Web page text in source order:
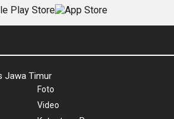
Jawa Timur
Foto
Video